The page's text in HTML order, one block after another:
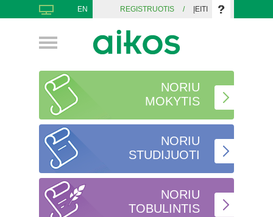
EN REGISTRUOTIS / ĮEITI
NORIU
MOKYTIS
NORIU
STUDIJUOTI
NORIU
TOBULINTIS